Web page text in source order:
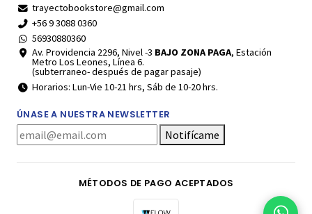
trayectobookstore@gmail.com
+56 9 3088 0360
56930880360
Av. Providencia 2296, Nivel -3 BAJO ZONA PAGA, Estación
Metro Los Leones, Línea 6.
(subterraneo- después de pagar pasaje)
Horarios: Lun-Vie 10-21 hrs, Sáb de 10-20 hrs.
ÚNASE A NUESTRA NEWSLETTER
Notifícame
MÉTODOS DE PAGO ACEPTADOS